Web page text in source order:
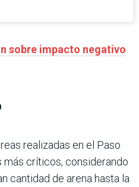
sobre impacto negativo
realizadas en el Paso
más críticos, considerando
cantidad de arena hasta la